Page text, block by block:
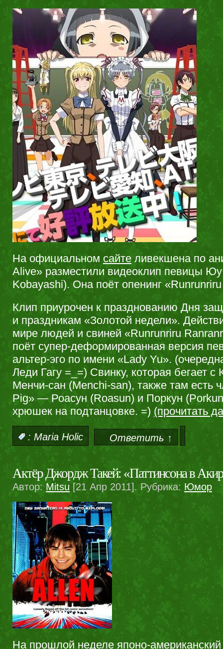
На официальном сайте ливекшена по
Alive» разместили видеоклип певицы
Kobayashi). Она поёт опенинг
Клип приурочен к празднованию Дня
и праздникам «Золотой недели».
мире людей и свиней «Runrunriru
поёт супер-деформированная версия
альтер-эго по имени «Lady Yu».
Леди Гагу =_=) Свинку, которая бегает с
Менчи-сан (Menchi-san), также там есть
Pig» — Роасун (Roasun) и Поркун
хрюшек на подтанцовке. =) (прочитать
: Maria Holic Ответить ↑
Актёр Джордж Такей: «Паттинсона в
Автор:Mitsu [21 Апр 2011]. Рубрика: Юмор
На прошлой неделе японо-